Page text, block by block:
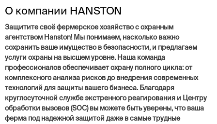
О компании HANSTON
Защитите своё фермерское хозяйство с охранным
агентством Hanston! Мы понимаем, насколько важно
сохранить ваше имущество в безопасности, и предлагаем
услуги охраны на высшем уровне. Наша команда
профессионалов обеспечивает охрану полного цикла: от
комплексного анализа рисков до внедрения современных
технологий для защиты вашего бизнеса. Благодаря
круглосуточной службе экстренного реагирования и Центру
обработки вызовов (SOC) вы можете быть уверены, что ваша
ферма под надежной защитой даже в самые трудные